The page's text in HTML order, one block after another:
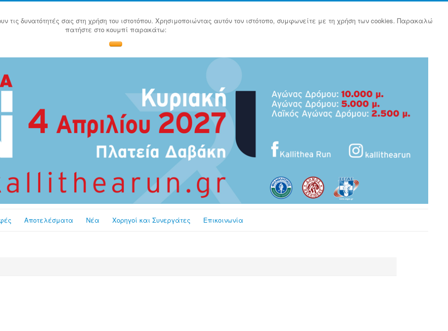
τις δυνατότητές σας στη χρήση του ιστοτόπου. Χρησιμοποιώντας αυτόν τον ιστότοπο, συμφωνείτε με τη χρήση των cookies. Παρακαλώ
πατήστε στο κουμπί παρακάτω:
Αποτελέσματα Νέα Χορηγοί και Συνεργάτες Επικοινωνία